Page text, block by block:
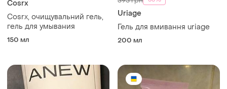
Cosrx
Cosrx, очищувальний гель,
гель для умывания
150 мл
Uriage
Гель для вмивання uriage
200 мл